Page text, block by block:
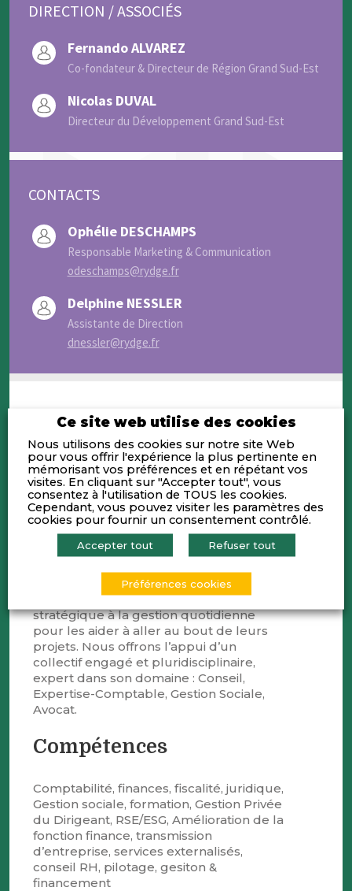
DIRECTION / ASSOCIÉS
Fernando ALVAREZ
Co-fondateur & Directeur de Région Grand Sud-Est
Nicolas DUVAL
Directeur du Développement Grand Sud-Est
CONTACTS
Ophélie DESCHAMPS
Responsable Marketing & Communication
odeschamps@rydge.fr
Delphine NESSLER
Assistante de Direction
dnessler@rydge.fr
Activités
Profondément ancré en France comme
en attestent nos 200 implantations
locales, nos 100 000 clients et nos 4 500
collaborateurs, RYDGE Conseil est né de
cette envie d’être aux côtés des
dirigeants à chaque étape clé de leurs
parcours, de la prise de décision
stratégique à la gestion quotidienne
pour les aider à aller au bout de leurs
projets. Nous offrons l’appui d’un
collectif engagé et pluridisciplinaire,
expert dans son domaine : Conseil,
Expertise-Comptable, Gestion Sociale,
Avocat.
Compétences
Comptabilité, finances, fiscalité, juridique,
Gestion sociale, formation, Gestion Privée
du Dirigeant, RSE/ESG, Amélioration de la
fonction finance, transmission
d’entreprise, services externalisés,
conseil RH, pilotage, gesiton &
financement
Ce site web utilise des cookies
Nous utilisons des cookies sur notre site Web
pour vous offrir l'expérience la plus pertinente en
mémorisant vos préférences et en répétant vos
visites. En cliquant sur "Accepter tout", vous
consentez à l'utilisation de TOUS les cookies.
Cependant, vous pouvez visiter les paramètres des
cookies pour fournir un consentement contrôlé.
Accepter tout Refuser tout
Préférences cookies